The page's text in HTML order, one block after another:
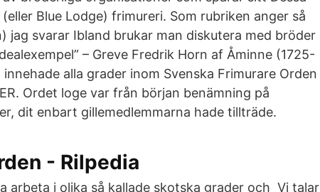
Blue Lodge) frimureri. Som rubriken anger så
jag svarar Ibland brukar man diskutera med bröder
– Greve Fredrik Horn af Åminne (1725-
alla grader inom Svenska Frimurare Orden
Ordet loge var från början benämning på
dit enbart gillemedlemmarna hade tillträde.
- Rilpedia
arbeta i olika så kallade skotska grader och Vi talar